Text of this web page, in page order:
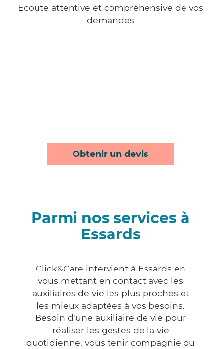
Ecoute attentive et compréhensive de vos
demandes
Obtenir un devis
Parmi nos services à
Essards
Click&Care intervient à Essards en
vous mettant en contact avec les
auxiliaires de vie les plus proches et
les mieux adaptées à vos besoins.
Besoin d'une auxiliaire de vie pour
réaliser les gestes de la vie
quotidienne, vous tenir compagnie ou